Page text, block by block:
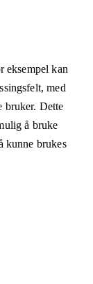
eksempel kan
med
bruker. Dette
å bruke
kunne brukes